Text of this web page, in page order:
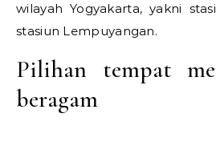
wilayah Yogyakarta, yakni
stasiun Lempuyangan.
Pilihan tempat
beragam